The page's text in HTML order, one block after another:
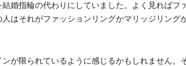
婚指輪の代わりにしていました。よく見ればフ
はそれがファッションリングかマリッジリング
が限られているように感じるかもしれません。